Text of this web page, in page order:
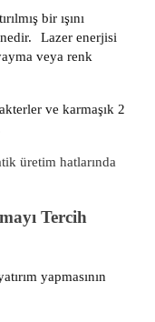
bir ışını
Lazer enerjisi
veya renk
ve karmaşık 2
üretim hatlarında
Tercih
yapmasının